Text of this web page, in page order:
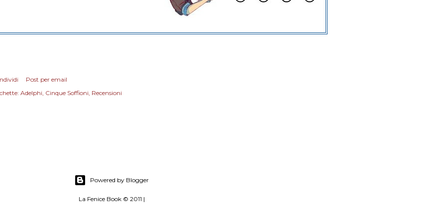
Post per email
Adelphi Cinque Soffioni Recensioni
Powered by Blogger
La Fenice Book © 2011 |